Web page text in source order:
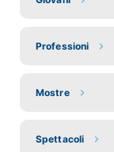
Professioni
Mostre
Spettacoli